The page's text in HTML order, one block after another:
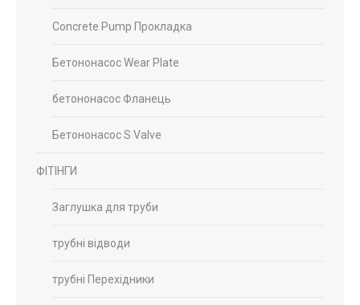
Concrete Pump Прокладка
Бетононасос Wear Plate
бетононасос Фланець
Бетононасос S Valve
ФІТІНГИ
Заглушка для труби
трубні відводи
трубні Перехідники